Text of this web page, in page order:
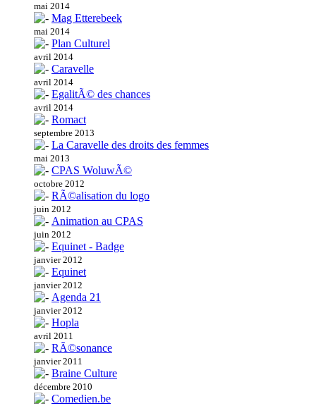
mai 2014
Mag Etterebeek
mai 2014
Plan Culturel
avril 2014
Caravelle
avril 2014
EgalitÃ© des chances
avril 2014
Romact
septembre 2013
La Caravelle des droits des femmes
mai 2013
CPAS WoluwÃ©
octobre 2012
RÃ©alisation du logo
juin 2012
Animation au CPAS
juin 2012
Equinet - Badge
janvier 2012
Equinet
janvier 2012
Agenda 21
janvier 2012
Hopla
avril 2011
RÃ©sonance
janvier 2011
Braine Culture
décembre 2010
Comedien.be